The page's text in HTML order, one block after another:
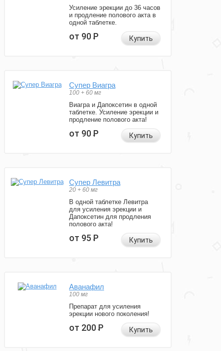
Усиление эрекции до 36 часов
и продление полового акта в
одной таблетке.
от 90Р Купить
Супер Виагра
100 + 60 мг
Виагра и Дапоксетин в одной
таблетке. Усиление эрекции и
продление полового акта!
от 90Р Купить
Супер Левитра
20 + 60 мг
В одной таблетке Левитра
для усиления эрекции и
Дапоксетин для продления
полового акта!
от 95Р Купить
Аванафил
100 мг
Препарат для усиления
эрекции нового поколения!
от 200Р Купить